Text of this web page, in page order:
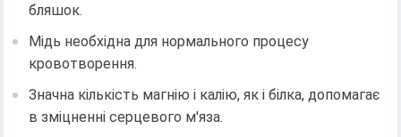
бляшок.
Мідь необхідна для нормального процесу
кровотворення.
Значна кількість магнію і калію, як і білка, допомагає
в зміцненні серцевого м'яза.